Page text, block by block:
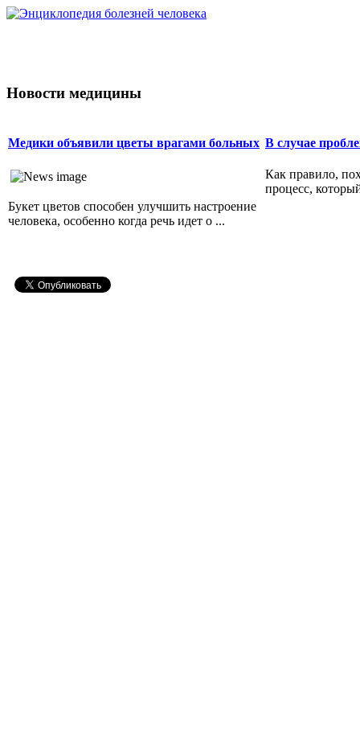
Новости медицины
Медики объявили цветы врагами больных
Букет цветов способен улучшить настроение
человека, особенно когда речь идет о ...
В случае
Как правило,
процесс,